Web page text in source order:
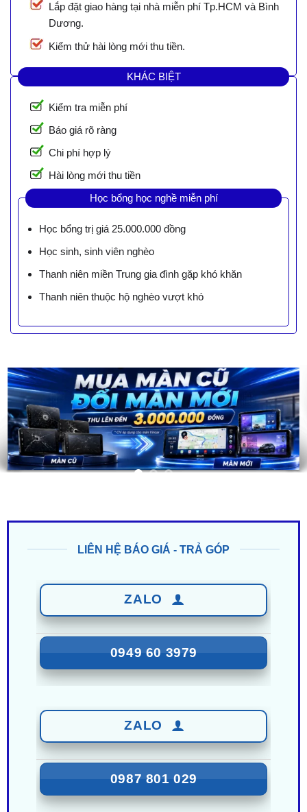
Lắp đặt giao hàng tại nhà miễn phí Tp.HCM và Bình
Dương.
Kiểm thử hài lòng mới thu tiền.
KHÁC BIỆT
Kiểm tra miễn phí
Báo giá rõ ràng
Chi phí hợp lý
Hài lòng mới thu tiền
Học bổng học nghề miễn phí
Học bổng trị giá 25.000.000 đồng
Học sinh, sinh viên nghèo
Thanh niên miền Trung gia đình gặp khó khăn
Thanh niên thuộc hộ nghèo vượt khó
0949 60 3979
0987 801 029